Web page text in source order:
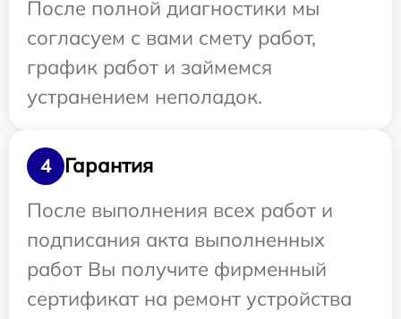
После полной диагностики мы
согласуем с вами смету работ,
график работ и займемся
устранением неполадок.
4
Гарантия
После выполнения всех работ и
подписания акта выполненных
работ Вы получите фирменный
сертификат на ремонт устройства